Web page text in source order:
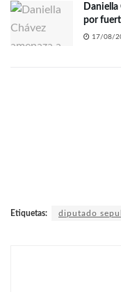
Daniella
por
17/08/
Etiquetas: diputado